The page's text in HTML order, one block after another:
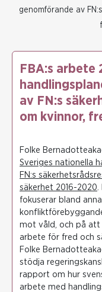
genomförande av
FBA:s arbete
av FN:s
om kvinnor,
Folke
Sveriges nationella
FN:s
säkerhet 2016-2020
fokuserar bland
mot våld, och på
arbete för fred och
Folke
stödja
rapport om hur
arbete med